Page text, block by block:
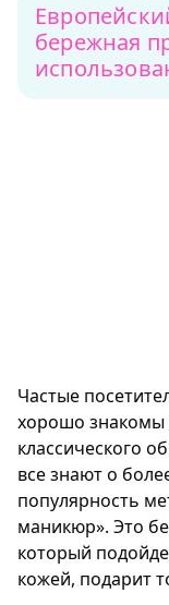
бережная
Частые
хорошо знакомы
классического
все знают о
популярность
маникюр». Это
который
кожей, подарит